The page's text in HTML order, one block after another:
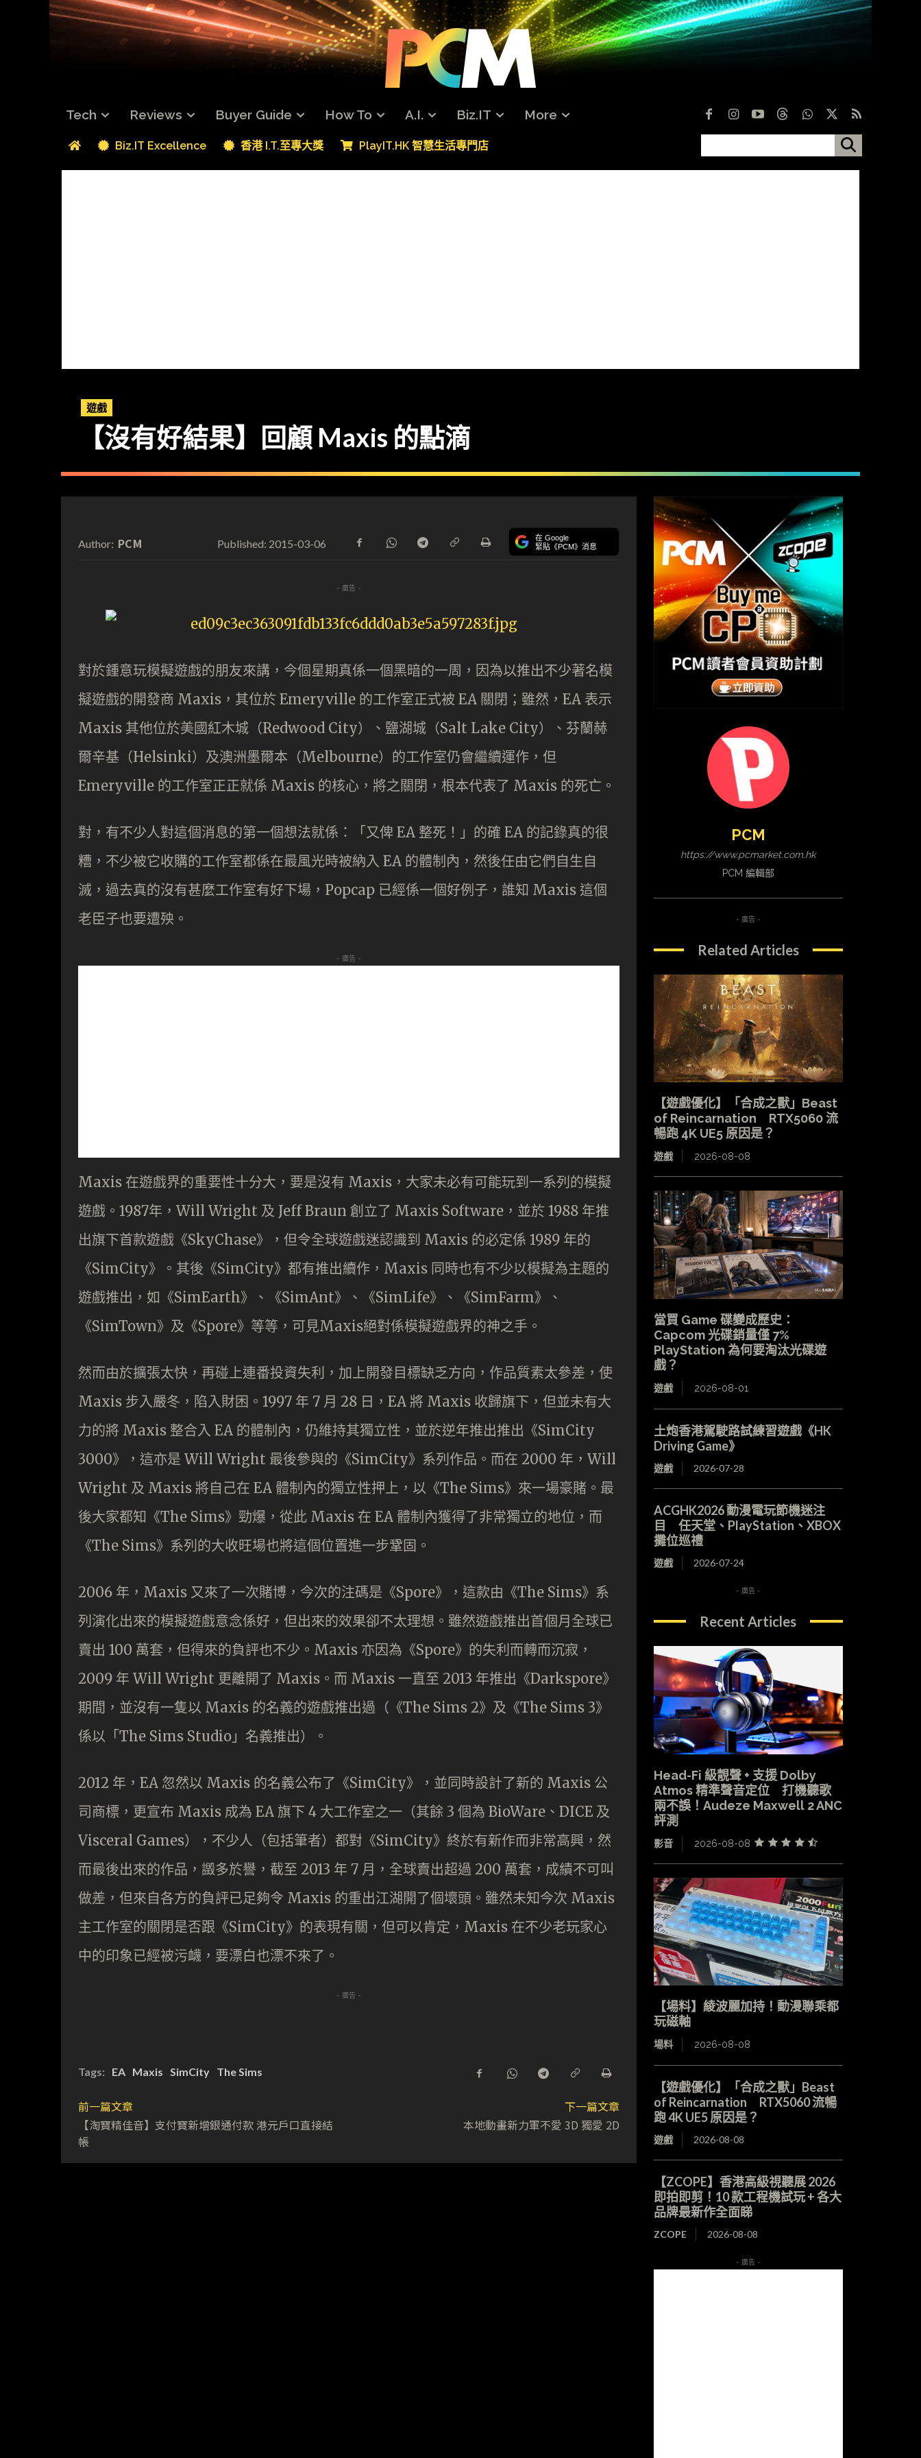
Tech Reviews Buyer Guide How To A.I. Biz.IT More
Biz.IT Excellence 香港 I.T.至專大獎 PlayIT.HK 智慧生活專門店
遊戲
【沒有好結果】回顧 Maxis 的點滴
Author: PCM Published: 2015-03-06 在 Google
緊貼《PCM》消息
- 廣告 -
對於鍾意玩模擬遊戲的朋友來講，今個星期真係一個黑暗的一周，因為以推出不少著名模
擬遊戲的開發商 Maxis，其位於 Emeryville 的工作室正式被 EA 關閉；雖然，EA 表示
Maxis 其他位於美國紅木城（Redwood City）、鹽湖城（Salt Lake City）、芬蘭赫
爾辛基（Helsinki）及澳洲墨爾本（Melbourne）的工作室仍會繼續運作，但
Emeryville 的工作室正正就係 Maxis 的核心，將之關閉，根本代表了 Maxis 的死亡。
對，有不少人對這個消息的第一個想法就係：「又俾 EA 整死！」的確 EA 的記錄真的很
糟，不少被它收購的工作室都係在最風光時被納入 EA 的體制內，然後任由它們自生自
滅，過去真的沒有甚麼工作室有好下場，Popcap 已經係一個好例子，誰知 Maxis 這個
老臣子也要遭殃。
- 廣告 -
Maxis 在遊戲界的重要性十分大，要是沒有 Maxis，大家未必有可能玩到一系列的模擬
遊戲。1987年，Will Wright 及 Jeff Braun 創立了 Maxis Software，並於 1988 年推
出旗下首款遊戲《SkyChase》，但令全球遊戲迷認識到 Maxis 的必定係 1989 年的
《SimCity》。其後《SimCity》都有推出續作，Maxis 同時也有不少以模擬為主題的
遊戲推出，如《SimEarth》、《SimAnt》、《SimLife》、《SimFarm》、
《SimTown》及《Spore》等等，可見Maxis絕對係模擬遊戲界的神之手。
然而由於擴張太快，再碰上連番投資失利，加上開發目標缺乏方向，作品質素太參差，使
Maxis 步入嚴冬，陷入財困。1997 年 7 月 28 日，EA 將 Maxis 收歸旗下，但並未有大
力的將 Maxis 整合入 EA 的體制內，仍維持其獨立性，並於逆年推出推出《SimCity
3000》，這亦是 Will Wright 最後參與的《SimCity》系列作品。而在 2000 年，Will
Wright 及 Maxis 將自己在 EA 體制內的獨立性押上，以《The Sims》來一場豪賭。最
後大家都知《The Sims》勁爆，從此 Maxis 在 EA 體制內獲得了非常獨立的地位，而
《The Sims》系列的大收旺場也將這個位置進一步鞏固。
2006 年，Maxis 又來了一次賭博，今次的注碼是《Spore》，這款由《The Sims》系
列演化出來的模擬遊戲意念係好，但出來的效果卻不太理想。雖然遊戲推出首個月全球已
賣出 100 萬套，但得來的負評也不少。Maxis 亦因為《Spore》的失利而轉而沉寂，
2009 年 Will Wright 更離開了 Maxis。而 Maxis 一直至 2013 年推出《Darkspore》
期間，並沒有一隻以 Maxis 的名義的遊戲推出過（《The Sims 2》及《The Sims 3》
係以「The Sims Studio」名義推出）。
2012 年，EA 忽然以 Maxis 的名義公布了《SimCity》，並同時設計了新的 Maxis 公
司商標，更宣布 Maxis 成為 EA 旗下 4 大工作室之一（其餘 3 個為 BioWare、DICE 及
Visceral Games），不少人（包括筆者）都對《SimCity》終於有新作而非常高興，然
而最後出來的作品，譭多於譽，截至 2013 年 7 月，全球賣出超過 200 萬套，成績不可叫
做差，但來自各方的負評已足夠令 Maxis 的重出江湖開了個壞頭。雖然未知今次 Maxis
主工作室的關閉是否跟《SimCity》的表現有關，但可以肯定，Maxis 在不少老玩家心
中的印象已經被污衊，要漂白也漂不來了。
- 廣告 -
Tags: EA Maxis SimCity The Sims
前一篇文章
【淘寶精佳音】支付寶新增銀通付款 港元戶口直接結
帳
下一篇文章
本地動畫新力軍不愛 3D 獨愛 2D
PCM
https://www.pcmarket.com.hk
PCM 編輯部
- 廣告 -
Related Articles
【遊戲優化】「合成之獸」Beast
of Reincarnation RTX5060 流
暢跑 4K UE5 原因是？
遊戲 2026-08-08
當買 Game 碟變成歷史：
Capcom 光碟銷量僅 7%
PlayStation 為何要淘汰光碟遊
戲？
遊戲 2026-08-01
土炮香港駕駛路試練習遊戲《HK
Driving Game》
遊戲 2026-07-28
ACGHK2026 動漫電玩節機迷注
目 任天堂、PlayStation、XBOX
攤位巡禮
遊戲 2026-07-24
- 廣告 -
Recent Articles
Head-Fi 級靚聲 + 支援 Dolby
Atmos 精準聲音定位 打機聽歌
兩不誤！Audeze Maxwell 2 ANC
評測
影音 2026-08-08
【場料】綾波麗加持！動漫聯乘都
玩磁軸
場料 2026-08-08
【遊戲優化】「合成之獸」Beast
of Reincarnation RTX5060 流暢
跑 4K UE5 原因是？
遊戲 2026-08-08
【ZCOPE】香港高級視聽展 2026
即拍即剪！10 款工程機試玩 + 各大
品牌最新作全面睇
ZCOPE 2026-08-08
- 廣告 -